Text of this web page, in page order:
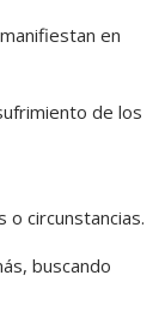
en
de los
circunstancias.
buscando